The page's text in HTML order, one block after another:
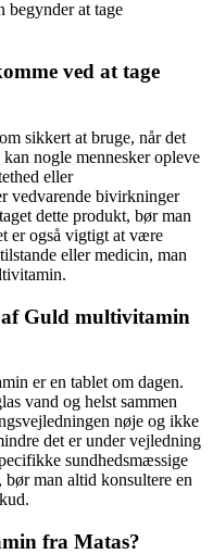
begynder at tage
ved at tage
sikkert at bruge, når det
nogle mennesker opleve
eller
vedvarende bivirkninger
dette produkt, bør man
er også vigtigt at være
eller medicin, man
af Guld multivitamin
er en tablet om dagen.
vand og helst sammen
nøje og ikke
det er under vejledning
sundhedsmæssige
man altid konsultere en
fra Matas?